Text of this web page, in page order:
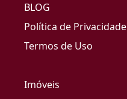
BLOG
Política de Privacidade
Termos de Uso
Imóveis